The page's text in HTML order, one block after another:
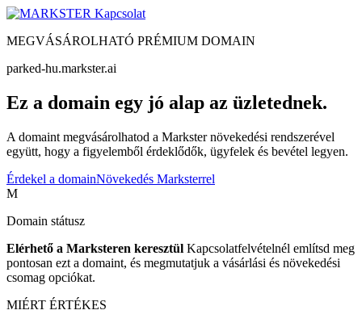
Kapcsolat
MEGVÁSÁROLHATÓ PRÉMIUM DOMAIN
parked-hu.markster.ai
Ez a domain egy jó alap az üzletednek.
A domaint megvásárolhatod a Markster növekedési rendszerével
együtt, hogy a figyelemből érdeklődők, ügyfelek és bevétel legyen.
Érdekel a domainNövekedés Marksterrel
M
Domain státusz
Elérhető a Marksteren keresztül Kapcsolatfelvételnél említsd meg
pontosan ezt a domaint, és megmutatjuk a vásárlási és növekedési
csomag opciókat.
MIÉRT ÉRTÉKES